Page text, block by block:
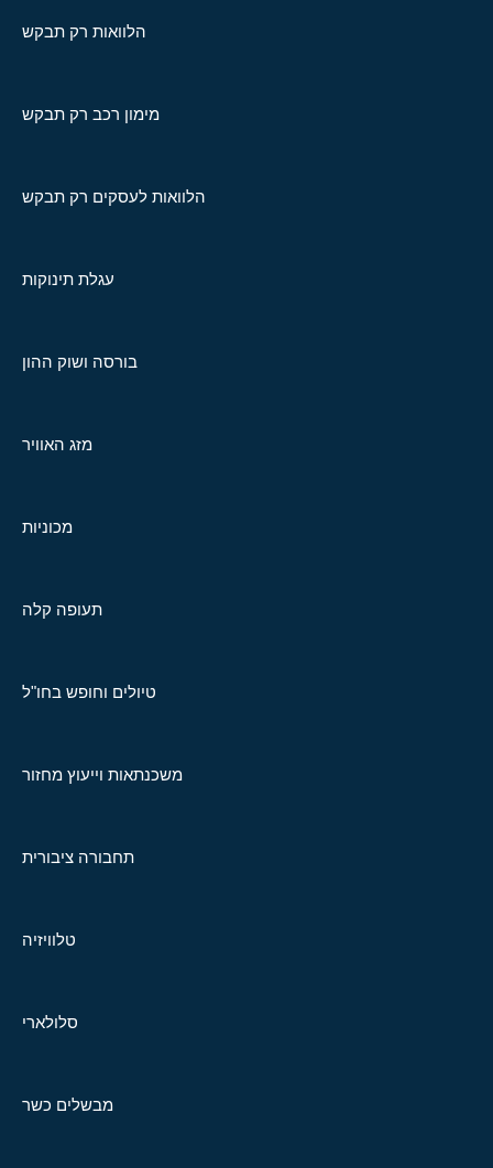
הלוואות רק תבקש
מימון רכב רק תבקש
הלוואות לעסקים רק תבקש
עגלת תינוקות
בורסה ושוק ההון
מזג האוויר
מכוניות
תעופה קלה
טיולים וחופש בחו"ל
משכנתאות וייעוץ מחזור
תחבורה ציבורית
טלוויזיה
סלולארי
מבשלים כשר